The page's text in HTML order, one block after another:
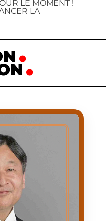
LE MOMENT !
LA
NARUHITO
23
SA
23